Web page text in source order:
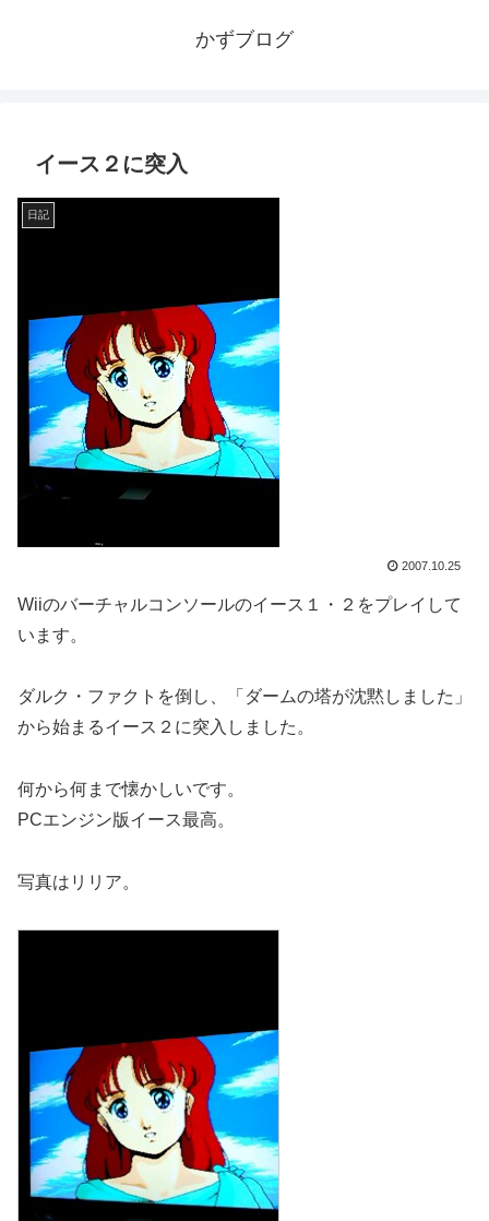
かずブログ
イース２に突入
日記
2007.10.25
Wiiのバーチャルコンソールのイース１・２をプレイして
います。
ダルク・ファクトを倒し、「ダームの塔が沈黙しました」
から始まるイース２に突入しました。
何から何まで懐かしいです。
PCエンジン版イース最高。
写真はリリア。